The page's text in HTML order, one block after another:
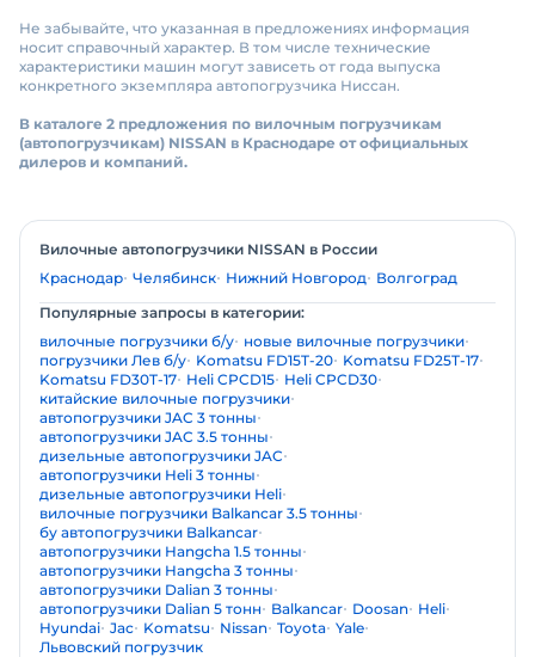
Не забывайте, что указанная в предложениях информация
носит справочный характер. В том числе технические
характеристики машин могут зависеть от года выпуска
конкретного экземпляра автопогрузчика Ниссан.
В каталоге 2 предложения по вилочным погрузчикам
(автопогрузчикам) NISSAN в Краснодаре от официальных
дилеров и компаний.
Вилочные автопогрузчики NISSAN в России
Краснодар Челябинск Нижний Новгород Волгоград
Популярные запросы в категории:
вилочные погрузчики б/у новые вилочные погрузчики
погрузчики Лев б/у Komatsu FD15T-20 Komatsu FD25T-17
Komatsu FD30T-17 Heli CPCD15 Heli CPCD30
китайские вилочные погрузчики
автопогрузчики JAC 3 тонны
автопогрузчики JAC 3.5 тонны
дизельные автопогрузчики JAC
автопогрузчики Heli 3 тонны
дизельные автопогрузчики Heli
вилочные погрузчики Balkancar 3.5 тонны
бу автопогрузчики Balkancar
автопогрузчики Hangcha 1.5 тонны
автопогрузчики Hangcha 3 тонны
автопогрузчики Dalian 3 тонны
автопогрузчики Dalian 5 тонн
Balkancar Doosan Heli
Hyundai Jac Komatsu Nissan Toyota Yale
Львовский погрузчик